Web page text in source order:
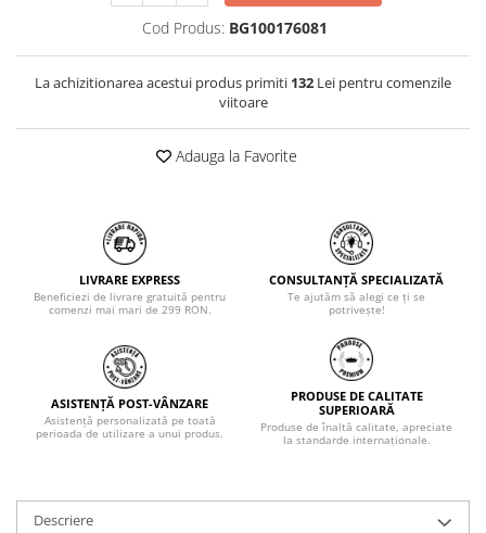
Cod Produs: BG100176081
La achizitionarea acestui produs primiti 132 Lei pentru comenzile
viitoare
Adauga la Favorite
LIVRARE EXPRESS
Beneficiezi de livrare gratuită pentru
comenzi mai mari de 299 RON.
CONSULTANȚĂ SPECIALIZATĂ
Te ajutăm să alegi ce ți se
potrivește!
ASISTENȚĂ POST-VÂNZARE
Asistență personalizată pe toată
perioada de utilizare a unui produs.
PRODUSE DE CALITATE
SUPERIOARĂ
Produse de înaltă calitate, apreciate
la standarde internaționale.
Descriere